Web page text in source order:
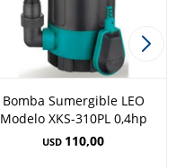
Bomba Sumergible LEO
Modelo XKS-310PL 0,4hp
USD 110,00